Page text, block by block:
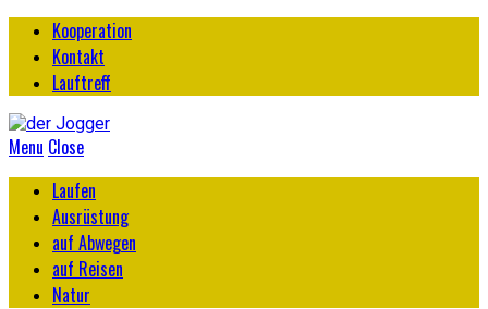
Kooperation
Kontakt
Lauftreff
Menu Close
Laufen
Ausrüstung
auf Abwegen
auf Reisen
Natur